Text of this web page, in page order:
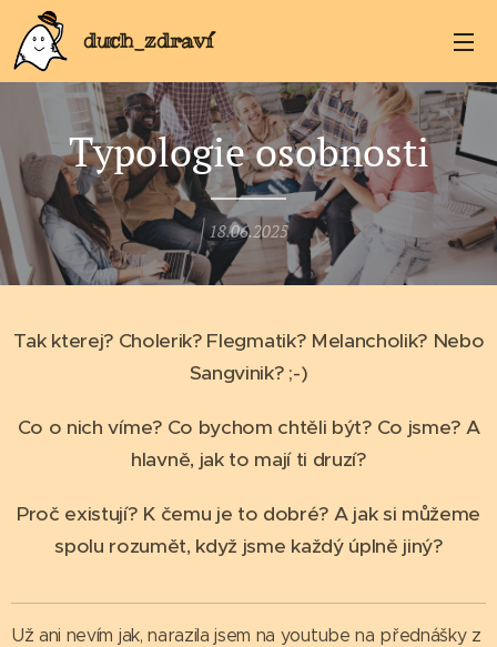
duch_zdraví
Typologie osobnosti
18.06.2025
Tak kterej? Cholerik? Flegmatik? Melancholik? Nebo
Sangvinik? ;-)
Co o nich víme? Co bychom chtěli být? Co jsme? A
hlavně, jak to mají ti druzí?
Proč existují? K čemu je to dobré? A jak si můžeme
spolu rozumět, když jsme každý úplně jiný?
Už ani nevím jak, narazila jsem na youtube na přednášky z